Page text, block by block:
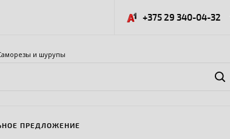
+375 29 340-04-32
и шурупы
ПРЕДЛОЖЕНИЕ